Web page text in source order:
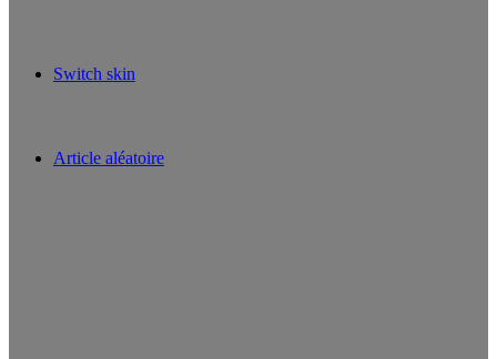
Switch skin
Article aléatoire